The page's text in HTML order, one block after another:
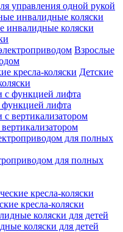
управления одной рукой
коляски
Взрослые
Детские
лифта
для полных
кресла-коляски
коляски для детей